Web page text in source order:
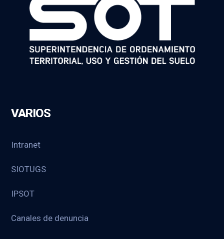
VARIOS
Intranet
SIOTUGS
IPSOT
Canales de denuncia